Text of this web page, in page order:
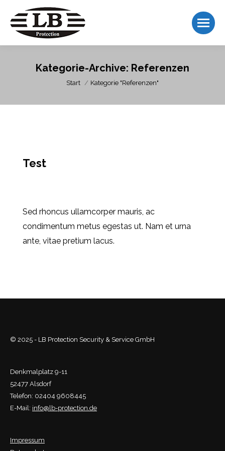
Kategorie-Archive: Referenzen
Sie befinden sich hier:
Start Kategorie "Referenzen"
Test
Sed rhoncus ullamcorper mauris, ac
condimentum metus egestas ut. Nam et urna
ante, vitae pretium lacus.
© 2025 - LB Protection Security & Service GmbH
Denkmalplatz 9-11
52477 Alsdorf
Telefon: 02404 9608445
E-Mail: info@lb-protection.de
Impressum